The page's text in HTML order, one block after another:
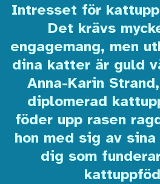
Intresset för
Det krävs
engagemang, men
dina katter är guld
Anna-Karin
diplomerad
föder upp rasen
hon med sig av
dig som